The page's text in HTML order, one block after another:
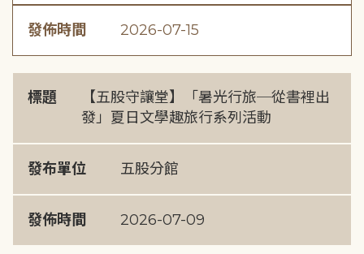
發佈時間 2026-07-15
標題
【五股守讓堂】「暑光行旅─從書裡出
發」夏日文學趣旅行系列活動
發布單位 五股分館
發佈時間 2026-07-09